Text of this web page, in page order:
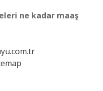
ne kadar maaş